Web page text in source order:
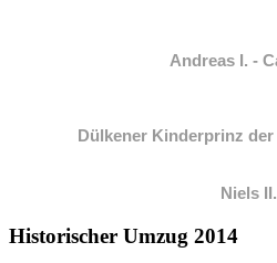
Andreas I. -
Dülkener Kinderprinz der
Niels II.
Historischer Umzug 2014